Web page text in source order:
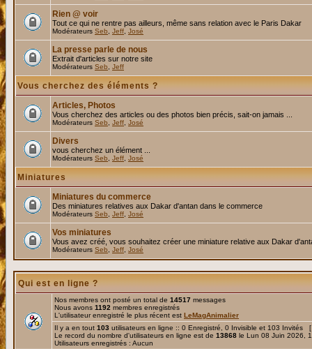
Rien @ voir
Tout ce qui ne rentre pas ailleurs, même sans relation avec le Paris Dakar
Modérateurs Seb Jeff José
La presse parle de nous
Extrait d'articles sur notre site
Modérateurs Seb Jeff
Vous cherchez des éléments ?
Articles, Photos
Vous cherchez des articles ou des photos bien précis, sait-on jamais ...
Modérateurs Seb Jeff José
Divers
vous cherchez un élément ...
Modérateurs Seb Jeff José
Miniatures
Miniatures du commerce
Des miniatures relatives aux Dakar d'antan dans le commerce
Modérateurs Seb Jeff José
Vos miniatures
Vous avez créé, vous souhaitez créer une miniature relative aux Dakar
Modérateurs Seb Jeff José
Qui est en ligne ?
Nos membres ont posté un total de 14517 messages
Nous avons 1192 membres enregistrés
L'utilisateur enregistré le plus récent est LeMagAnimalier
Il y a en tout 103 utilisateurs en ligne :: 0 Enregistré, 0 Invisible et 103 Invités [
Le record du nombre d'utilisateurs en ligne est de 13868 le Lun 08 Juin 2026,
Utilisateurs enregistrés : Aucun